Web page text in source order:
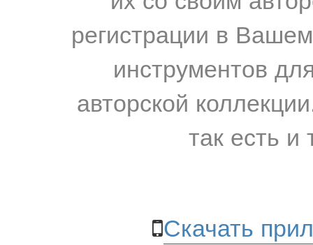
регистрации в
инструментов
авторской
так есть и
Скачать